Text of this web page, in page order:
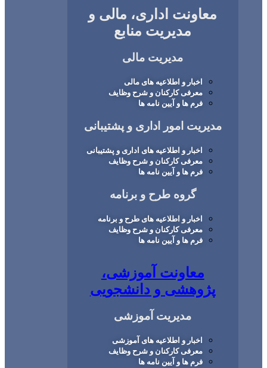
اداری، مالی و
مدیریت منابع
مدیریت مالی
اخبار و اطلاعیه های مالی
معرفی کارکنان و شرح وظایف
فرم ها و آیین نامه ها
امور اداری و پشتیبانی
اخبار و اطلاعیه های اداری و پشتیبانی
معرفی کارکنان و شرح وظایف
فرم ها و آیین نامه ها
گروه طرح و برنامه
اخبار و اطلاعیه های طرح و برنامه
معرفی کارکنان و شرح وظایف
فرم ها و آیین نامه ها
معاونت آموزشی،
و دانشجویی
مدیریت آموزشی
اخبار و اطلاعیه های آموزشی
معرفی کارکنان و شرح وظایف
فرم ها و آیین نامه ها